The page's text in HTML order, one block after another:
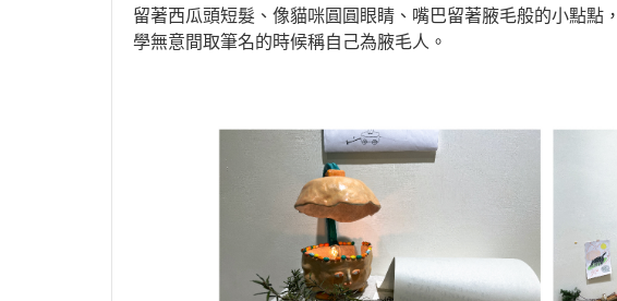
留著西瓜頭短髮、像貓咪圓圓眼睛、嘴巴留著腋毛般的小點點
學無意間取筆名的時候稱自己為腋毛人。